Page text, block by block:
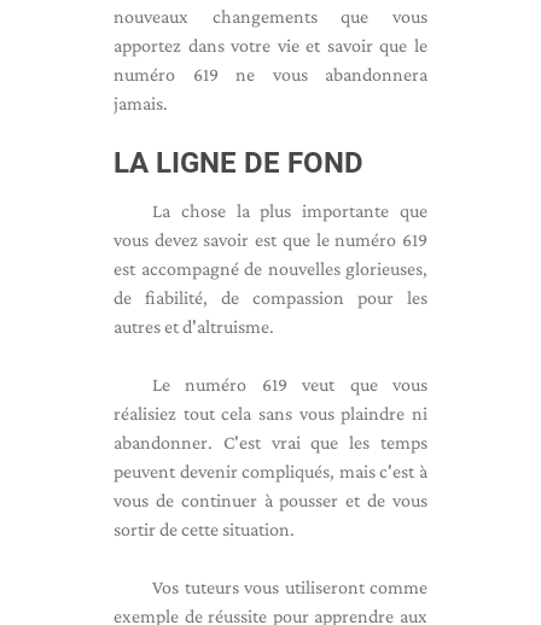
nouveaux changements que vous
apportez dans votre vie et savoir que le
numéro 619 ne vous abandonnera
jamais.
LA LIGNE DE FOND
La chose la plus importante que
vous devez savoir est que le numéro 619
est accompagné de nouvelles glorieuses,
de fiabilité, de compassion pour les
autres et d'altruisme.
Le numéro 619 veut que vous
réalisiez tout cela sans vous plaindre ni
abandonner. C'est vrai que les temps
peuvent devenir compliqués, mais c'est à
vous de continuer à pousser et de vous
sortir de cette situation.
Vos tuteurs vous utiliseront comme
exemple de réussite pour apprendre aux